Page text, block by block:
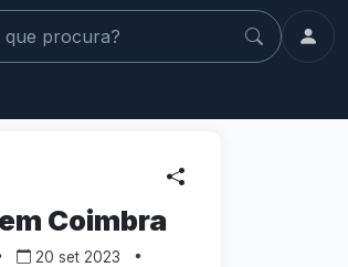
que procura?
Coimbra
20 set 2023